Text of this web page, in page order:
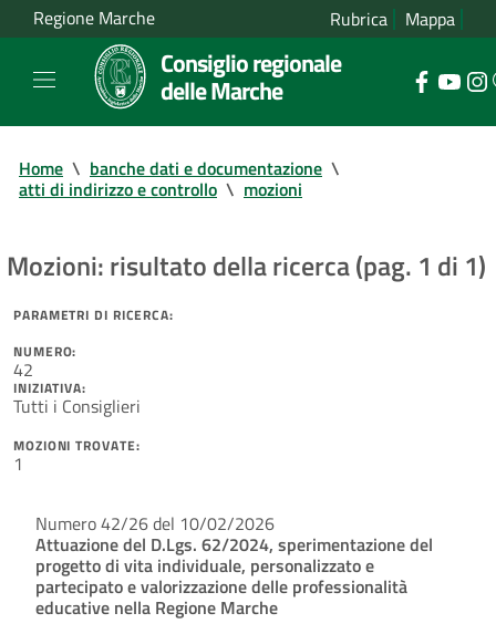
Regione Marche Rubrica Mappa
Consiglio regionale
delle Marche
Home \ banche dati e documentazione \
atti di indirizzo e controllo \ mozioni
Mozioni: risultato della ricerca (pag. 1 di 1)
PARAMETRI DI RICERCA:
NUMERO:
42
INIZIATIVA:
Tutti i Consiglieri
MOZIONI TROVATE:
1
Numero 42/26 del 10/02/2026
Attuazione del D.Lgs. 62/2024, sperimentazione del
progetto di vita individuale, personalizzato e
partecipato e valorizzazione delle professionalità
educative nella Regione Marche